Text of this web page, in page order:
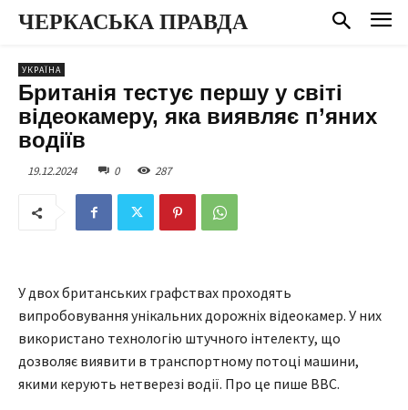
ЧЕРКАСЬКА ПРАВДА
УКРАЇНА
Британія тестує першу у світі
відеокамеру, яка виявляє п’яних
водіїв
19.12.2024 0 287
У двох британських графствах проходять
випробовування унікальних дорожніх відеокамер. У них
використано технологію штучного інтелекту, що
дозволяє виявити в транспортному потоці машини,
якими керують нетверезі водії. Про це пише ВВС.